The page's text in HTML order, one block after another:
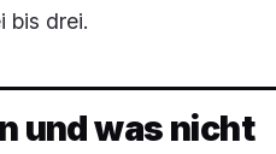
bis drei.
und was nicht